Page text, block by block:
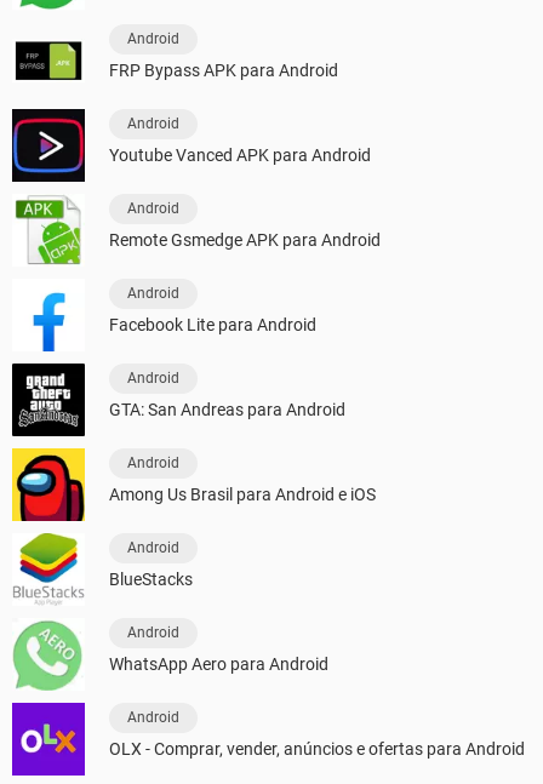
Android
FRP Bypass APK para Android
Android
Youtube Vanced APK para Android
Android
Remote Gsmedge APK para Android
Android
Facebook Lite para Android
Android
GTA: San Andreas para Android
Android
Among Us Brasil para Android e iOS
Android
BlueStacks
Android
WhatsApp Aero para Android
Android
OLX - Comprar, vender, anúncios e ofertas para Android